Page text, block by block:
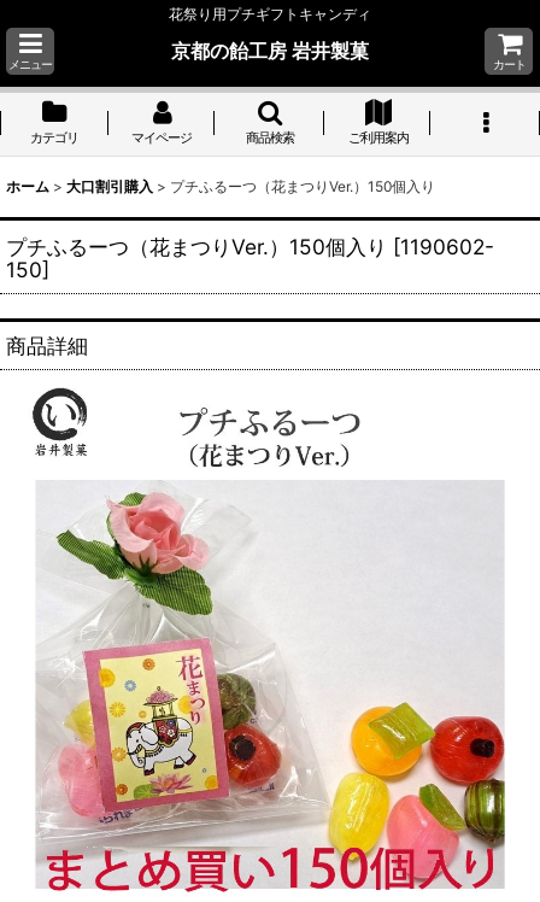
花祭り用プチギフトキャンディ
メニュー
京都の飴工房 岩井製菓
カート
カテゴリ マイページ 商品検索 ご利用案内
ホーム > 大口割引購入 > プチふるーつ（花まつりVer.）150個入り
プチふるーつ（花まつりVer.）150個入り [1190602-
150]
商品詳細